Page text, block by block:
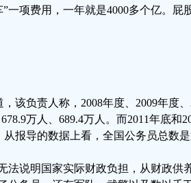
一项费用，一年就是4000多个亿。屁
该负责人称，2008年度、2009年度
万人、689.4万人。而2011年底和
从报导的数据上看，全国公务员总数是
法说明国家实际财政负担，从财政供